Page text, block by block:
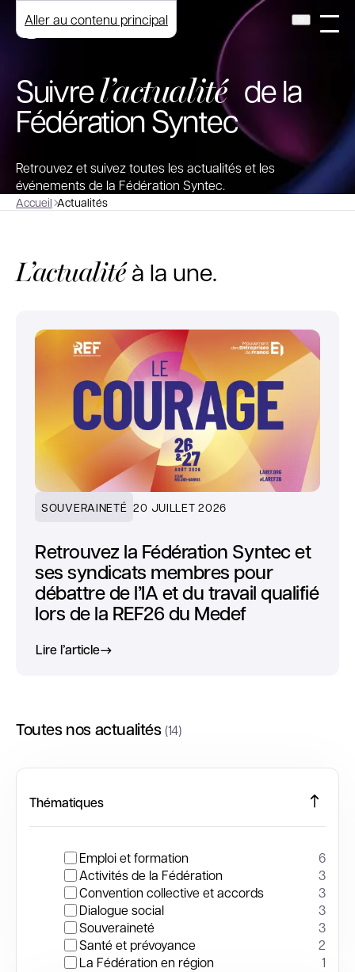
Aller au contenu principal
Suivrel’actualitéde la
Fédération Syntec
Retrouvez et suivez toutes les actualités et les
événements de la Fédération Syntec.
Accueil Actualités
L’actualitéà la une.
SOUVERAINETÉ 20 JUILLET 2026
Retrouvez la Fédération Syntec et
ses syndicats membres pour
débattre de l’IA et du travail qualifié
lors de la REF26 du Medef
Lire l’article
Toutes nos actualités(14)
Thématiques
Emploi et formation
6
Activités de la Fédération
3
Convention collective et accords
3
Dialogue social
3
Souveraineté
3
Santé et prévoyance
2
La Fédération en région
1